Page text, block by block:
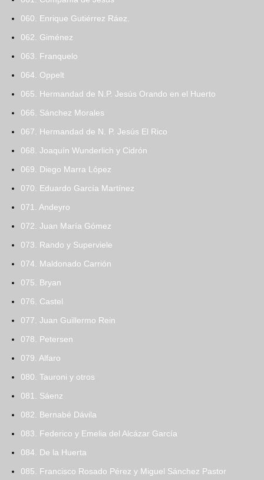
060. Enrique Gutiérrez Ráez.
062. Giménez
063. Franquelo
064. Oppelt
065. Hermandad de N.P. Jesús Orando en el Huerto
066. Sánchez Morales
067. Hermandad de N. P. Jesús El Rico
068. Joaquín Wunderlich y Cidrón
069. Diego Marra López
070. Eduardo García Martínez
071. Andeyro
072. Juan María Gómez
073. Rando y Superviele
074. Maldonado Carrión
075. Bryan
076. Castel
077. Juan Guillermo Rein
078. Petersen
079. Alfaro
080. Tauroni y otros
081. Sáenz
082. Bernabé Dávila
083. Federico y Emelia del Alcázar García
084. De la Huerta
085. Francisco Rosado Pérez y Miguel Sánchez Pastor